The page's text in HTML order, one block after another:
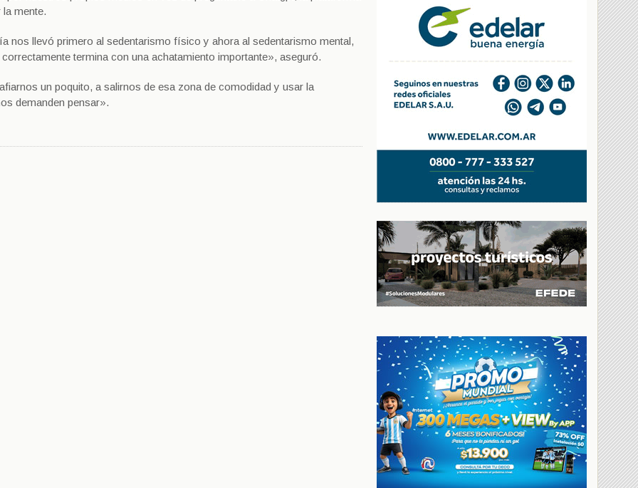
mente.
nos llevó primero al sedentarismo físico y ahora al sedentarismo mental,
termina con una achatamiento importante», aseguró.
un poquito, a salirnos de esa zona de comodidad y usar la
demanden pensar».